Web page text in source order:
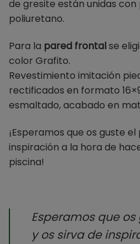
de gresite están unidas
poliuretano.
Para la pared frontalse
color Grafito.
Revestimiento imitación
rectificados en formato
esmaltado, acabado en
¡Esperamos que os guste
inspiración a la hora de
piscina!
Esperamos que
y os sirva de